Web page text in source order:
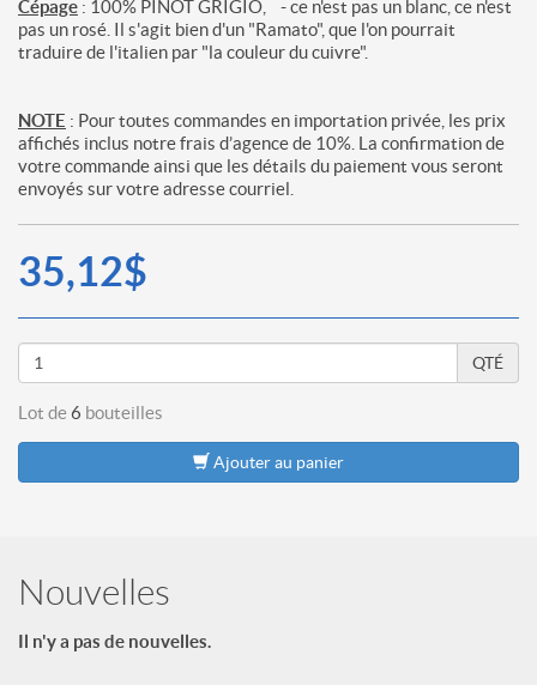
Cépage : 100% PINOT GRIGIO, - ce n'est pas un blanc, ce n'est
pas un rosé. Il s'agit bien d'un "Ramato", que l'on pourrait
traduire de l'italien par "la couleur du cuivre".
NOTE : Pour toutes commandes en importation privée, les prix
affichés inclus notre frais d’agence de 10%. La confirmation de
votre commande ainsi que les détails du paiement vous seront
envoyés sur votre adresse courriel.
35,12$
QTÉ
Lot de 6 bouteilles
Ajouter au panier
Nouvelles
Il n'y a pas de nouvelles.